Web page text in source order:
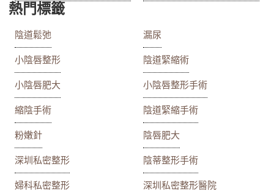
熱門標籤
陰道鬆弛 漏尿
小陰唇整形 陰道緊縮術
小陰唇肥大 小陰唇整形手術
縮陰手術 陰道緊縮手術
粉嫩針 陰唇肥大
深圳私密整形 陰蒂整形手術
婦科私密整形 深圳私密整形醫院